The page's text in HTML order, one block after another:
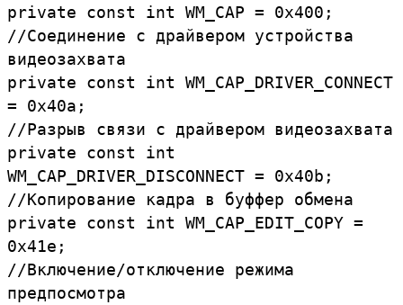
private const int WM_CAP = 0x400;
//Соединение с драйвером устройства
видеозахвата
private const int WM_CAP_DRIVER_CONNECT
= 0x40a;
//Разрыв связи с драйвером видеозахвата
private const int
WM_CAP_DRIVER_DISCONNECT = 0x40b;
//Копирование кадра в буффер обмена
private const int WM_CAP_EDIT_COPY =
0x41e;
//Включение/отключение режима
предпосмотра